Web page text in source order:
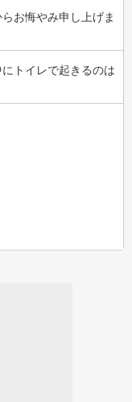
お悔やみ申し上げま
トイレで起きるのは